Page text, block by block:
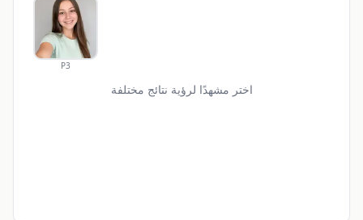
P3
اختر مشهدًا لرؤية نتائج مختلفة